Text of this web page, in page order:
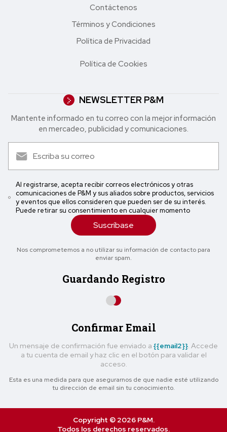
Contáctenos
Términos y Condiciones
Política de Privacidad
Política de Cookies
NEWSLETTER P&M
Mantente informado en tu correo con la mejor in formación
en mercadeo, publicidad y comunicaciones.
Al registrarse, acepta recibir correos electrónicos y otras
comunicaciones de P&M y sus aliados sobre productos, servicios
y eventos que ellos consideren que pueden ser de su interés.
Puede retirar su consentimiento en cualquier momento
Suscríbase
Nos comprometemos a no utilizar su información de contacto para
enviar spam.
Guardando Registro
Confirmar Email
Un mensaje de confirmación fue enviado a {{email2}} . Accede
a tu cuenta de email y haz clic en el botón para validar el
acceso.
Esta es una medida para que asegurarnos de que nadie esté utilizando
tu dirección de email sin tu conocimiento.
Copyright © 2026 P&M.
Todos los derechos reservados.